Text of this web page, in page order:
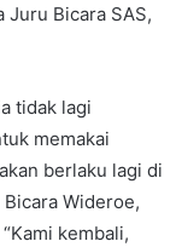
Juru Bicara SAS,
tidak lagi
memakai
berlaku lagi di
Wideroe,
“Kami kembali,